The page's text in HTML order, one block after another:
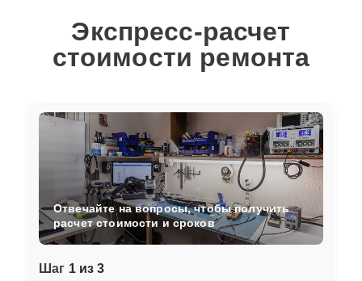
Экспресс-расчет
стоимости ремонта
Шаг 1 из 3
Отвечайте на вопросы, чтобы получить
расчет стоимости и сроков